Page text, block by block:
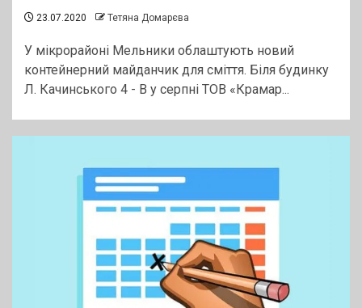
23.07.2020 Тетяна Домарєва
У мікрорайоні Мельники облаштують новий
контейнерний майданчик для сміття. Біля будинку
Л. Качинського 4 - В у серпні ТОВ «Крамар...